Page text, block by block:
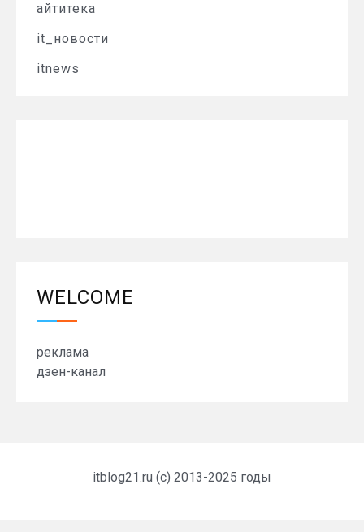
айтитека
it_новости
itnews
WELCOME
реклама
дзен-канал
itblog21.ru (c) 2013-2025 годы